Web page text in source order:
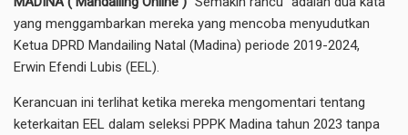
yang menggambarkan mereka yang mencoba menyudutkan
Ketua DPRD Mandailing Natal (Madina) periode 2019-2024,
Erwin Efendi Lubis (EEL).
Kerancuan ini terlihat ketika mereka mengomentari tentang
keterkaitan EEL dalam seleksi PPPK Madina tahun 2023 tanpa